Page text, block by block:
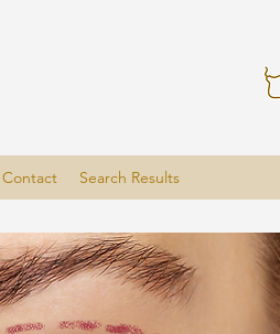
Contact Search Results